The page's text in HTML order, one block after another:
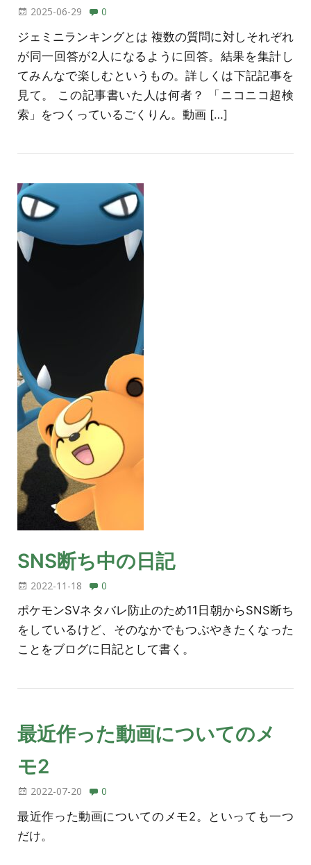
2025-06-29 0
ジェミニランキングとは 複数の質問に対しそれぞれ
が同一回答が2人になるように回答。結果を集計し
てみんなで楽しむというもの。詳しくは下記記事を
見て。 この記事書いた人は何者？ 「ニコニコ超検
索」をつくっているごくりん。動画 […]
SNS断ち中の日記
2022-11-18 0
ポケモンSVネタバレ防止のため11日朝からSNS断ち
をしているけど、そのなかでもつぶやきたくなった
ことをブログに日記として書く。
最近作った動画についてのメ
モ2
2022-07-20 0
最近作った動画についてのメモ2。といっても一つ
だけ。